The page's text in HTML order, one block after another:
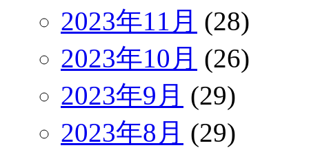
2023年11月 (28)
2023年10月 (26)
2023年9月 (29)
2023年8月 (29)